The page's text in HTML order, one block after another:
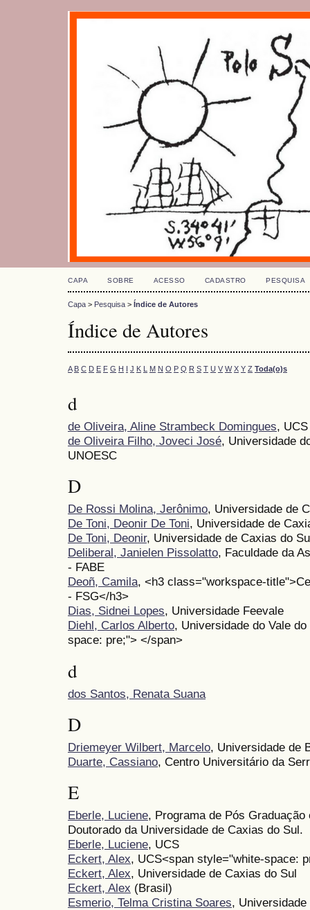
CAPA SOBRE ACESSO CADASTRO PESQUISA
Capa > Pesquisa > Índice de Autores
Índice de Autores
A B C D E F G H I J K L M N O P Q R S T U V W X Y Z Toda(o)s
d
de Oliveira, Aline Strambeck Domingues, UCS
de Oliveira Filho, Joveci José, Universidade
UNOESC
D
De Rossi Molina, Jerônimo, Universidade de
De Toni, Deonir De Toni, Universidade de
De Toni, Deonir, Universidade de Caxias do
Deliberal, Janielen Pissolatto, Faculdade da
- FABE
Deoñ, Camila, <h3 class="workspace-
- FSG</h3>
Dias, Sidnei Lopes, Universidade Feevale
Diehl, Carlos Alberto, Universidade do Vale
space: pre;"> </span>
d
dos Santos, Renata Suana
D
Driemeyer Wilbert, Marcelo, Universidade de
Duarte, Cassiano, Centro Universitário da
E
Eberle, Luciene, Programa de Pós
Doutorado da Universidade de Caxias do Sul.
Eberle, Luciene, UCS
Eckert, Alex, UCS<span style="white-space:
Eckert, Alex, Universidade de Caxias do Sul
Eckert, Alex (Brasil)
Esmerio, Telma Cristina Soares,